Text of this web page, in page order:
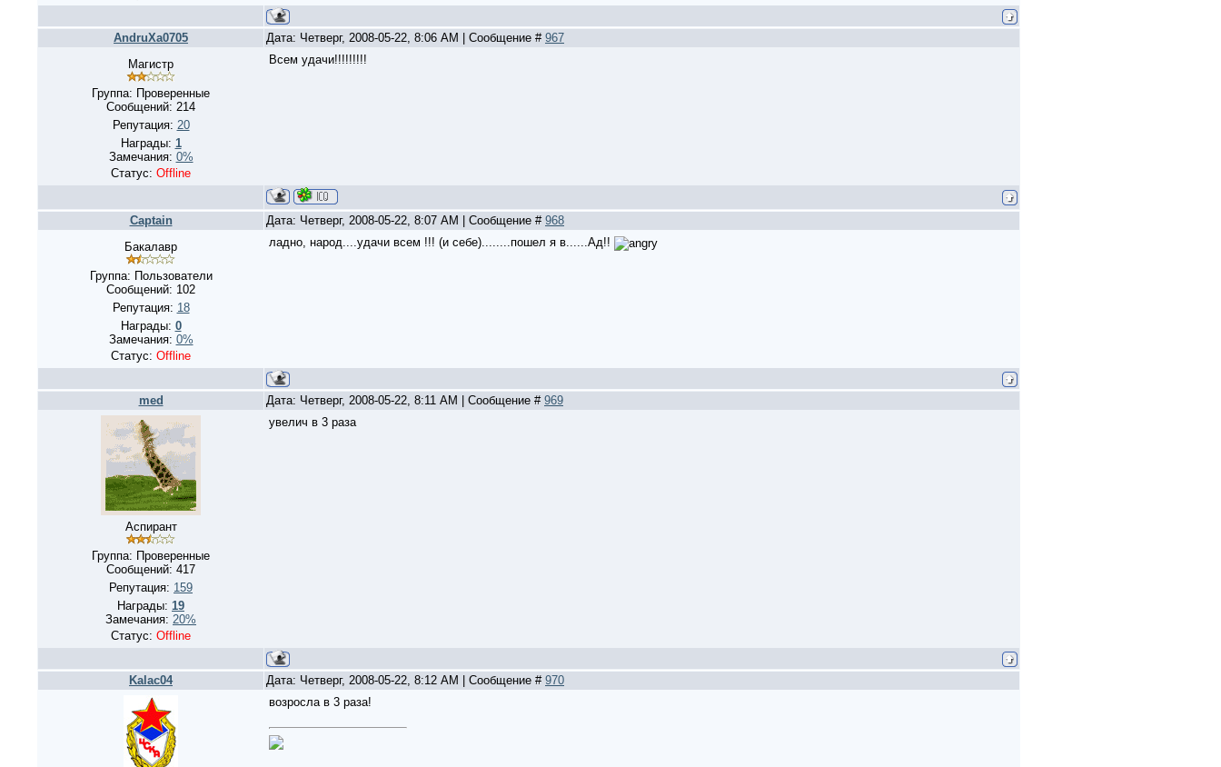
AndruXa0705 Дата: Четверг, 2008-05-22, 8:06 AM | Сообщение # 967
Магистр
Группа: Проверенные
Сообщений: 214
Репутация: 20
Награды: 1
Замечания: 0%
Статус: Offline
Всем удачи!!!!!!!!!
Captain Дата: Четверг, 2008-05-22, 8:07 AM | Сообщение # 968
Бакалавр
Группа: Пользователи
Сообщений: 102
Репутация: 18
Награды: 0
Замечания: 0%
Статус: Offline
ладно, народ....удачи всем !!! (и себе)........пошел я в......Ад!!
med Дата: Четверг, 2008-05-22, 8:11 AM | Сообщение # 969
Аспирант
Группа: Проверенные
Сообщений: 417
Репутация: 159
Награды: 19
Замечания: 20%
Статус: Offline
увелич в 3 раза
Kalac04 Дата: Четверг, 2008-05-22, 8:12 AM | Сообщение # 970
возросла в 3 раза!